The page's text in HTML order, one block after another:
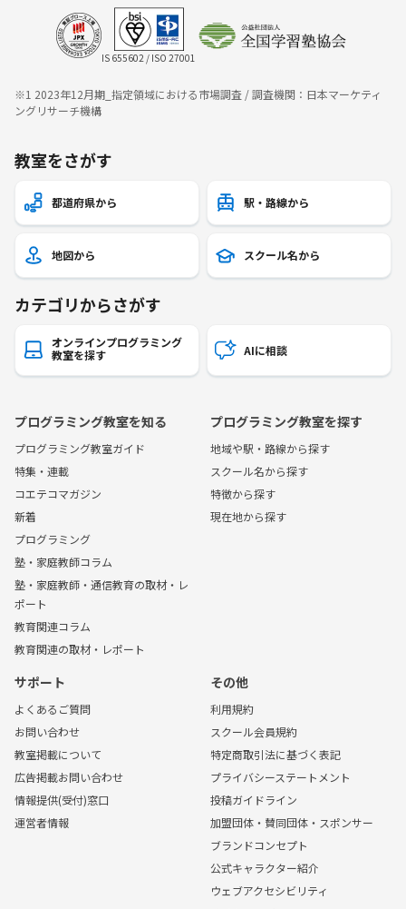
IS 655602 / ISO 27001
※1 2023年12月期_指定領域における市場調査 / 調査機関：日本マーケティ
ングリサーチ機構
教室をさがす
都道府県から 駅・路線から
地図から スクール名から
カテゴリからさがす
オンラインプログラミング
教室を探す
AIに相談
プログラミング教室を知る
プログラミング教室ガイド
特集・連載
コエテコマガジン
新着
プログラミング
塾・家庭教師コラム
塾・家庭教師・通信教育の取材・レ
ポート
教育関連コラム
教育関連の取材・レポート
プログラミング教室を探す
地域や駅・路線から探す
スクール名から探す
特徴から探す
現在地から探す
サポート
よくあるご質問
お問い合わせ
教室掲載について
広告掲載お問い合わせ
情報提供(受付)窓口
運営者情報
その他
利用規約
スクール会員規約
特定商取引法に基づく表記
プライバシーステートメント
投稿ガイドライン
加盟団体・賛同団体・スポンサー
ブランドコンセプト
公式キャラクター紹介
ウェブアクセシビリティ